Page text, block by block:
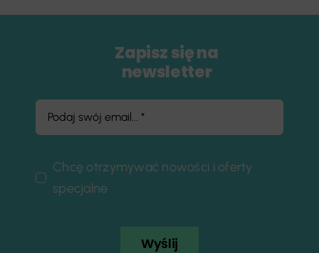
Zapisz się na
newsletter
Chcę otrzymywać nowości i oferty
specjalne
Wyślij